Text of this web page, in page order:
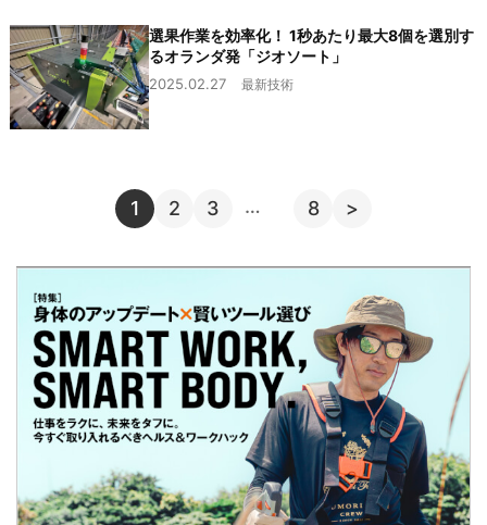
選果作業を効率化！ 1秒あたり最大8個を選別す
るオランダ発「ジオソート」
2025.02.27 最新技術
1 2 3 … 8 >